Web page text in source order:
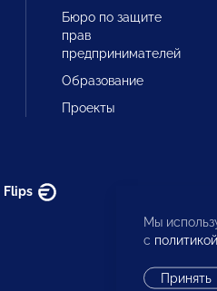
Бюро по защите
прав
предпринимателей
Образование
Проекты
Flips
Мы
с
Принять